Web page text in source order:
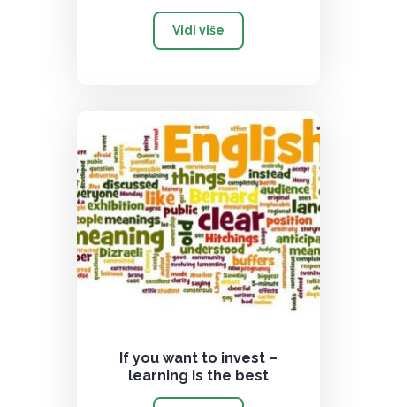
Vidi više
If you want to invest –
learning is the best